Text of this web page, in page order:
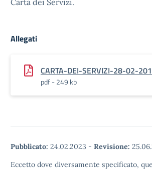
Carta dei Servizi.
Allegati
CARTA-DEI-SERVIZI-28-02-
pdf - 249 kb
Pubblicato: 24.02.2023 - Revisione:
Eccetto dove diversamente specificato,